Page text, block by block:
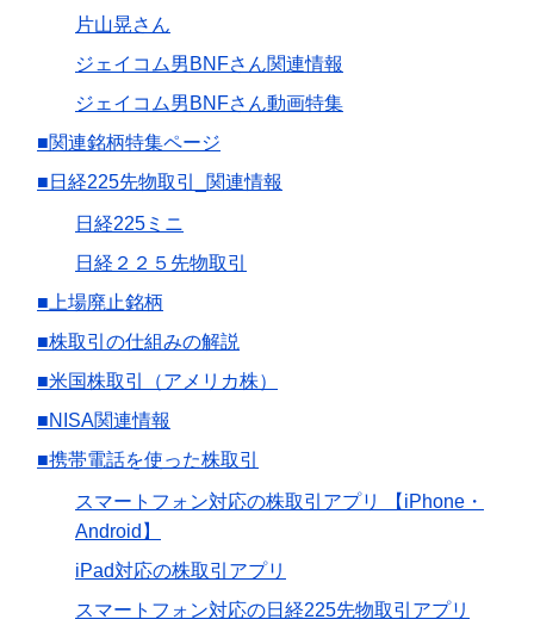
片山晃さん
ジェイコム男BNFさん関連情報
ジェイコム男BNFさん動画特集
■関連銘柄特集ページ
■日経225先物取引_関連情報
日経225ミニ
日経２２５先物取引
■上場廃止銘柄
■株取引の仕組みの解説
■米国株取引（アメリカ株）
■NISA関連情報
■携帯電話を使った株取引
スマートフォン対応の株取引アプリ 【iPhone・
Android】
iPad対応の株取引アプリ
スマートフォン対応の日経225先物取引アプリ